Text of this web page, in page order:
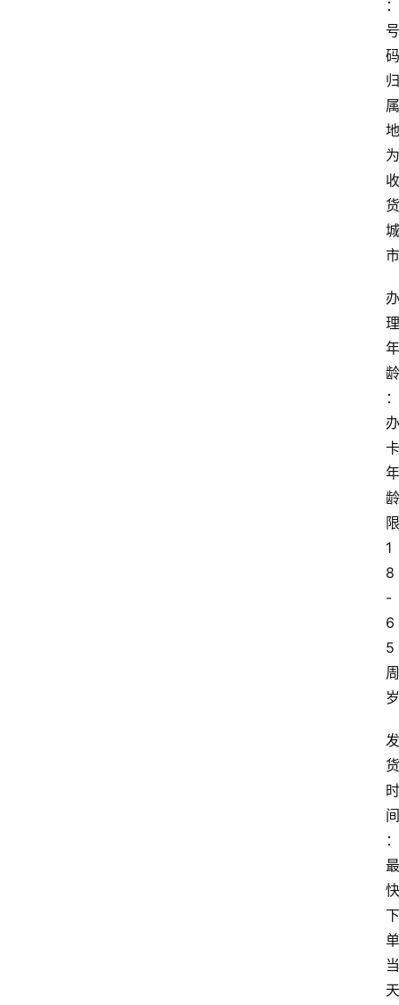
：
号
码
归
属
地
为
收
货
城
市
办
理
年
龄
：
办
卡
年
龄
限
1
8
-
6
5
周
岁
发
货
时
间
：
最
快
下
单
当
天